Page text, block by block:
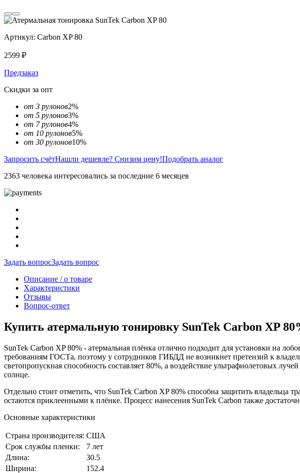
Артикул: Carbon XP 80
2599 ₽
Предзаказ
Скидки за опт
от 3 рулонов2%
от 5 рулонов3%
от 7 рулонов4%
от 10 рулонов5%
от 30 рулонов10%
Запросить счётНашли дешевле? Снизим цену!Подобрать аналог
2363 человека интересовались за последние 6 месяцев
Задать вопросЗадать вопрос
Описание / о товаре
Характеристики
Отзывы
Вопрос-ответ
Купить атермальную тонировку SunTek Carbon XP
SunTek Carbon XP 80% - атермальная плёнка отлично подходит для установки на
требованиям ГОСТа, поэтому у сотрудников ГИБДД не возникнет претензий к
светопропускная способность составляет 80%, а воздействие ультрафиолетовых
солнце.
Отдельно стоит отметить, что SunTek Carbon XP 80% способна защитить владельца
остаются приклеенными к плёнке. Процесс нанесения SunTek Carbon также
Основные характеристики
Страна производителя: США
Срок службы пленки:
7 лет
Длина:
30.5
Ширина:
152.4